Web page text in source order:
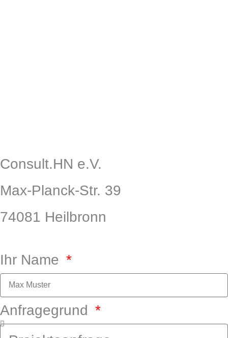
v
e
l
p
e
n
k
e
i
n
s
t
a
r
a
m
Consult.HN e.V.
Max-Planck-Str. 39
74081 Heilbronn
Ihr Name
Anfragegrund